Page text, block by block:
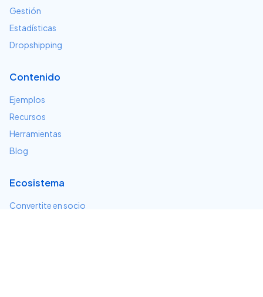
Gestión
Estadísticas
Dropshipping
Contenido
Ejemplos
Recursos
Herramientas
Blog
Ecosistema
Convertite en socio